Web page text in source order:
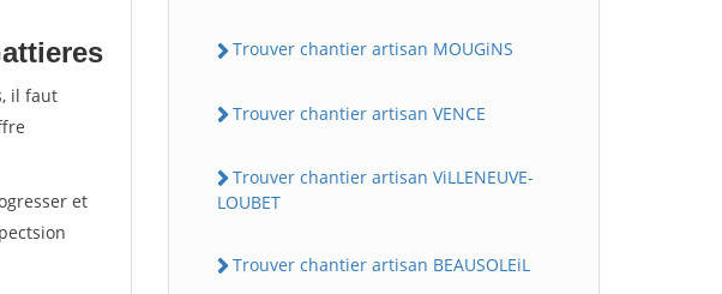
il faut
et
Trouver chantier artisan MOUGiNS
Trouver chantier artisan VENCE
Trouver chantier artisan ViLLENEUVE-
LOUBET
Trouver chantier artisan BEAUSOLEiL